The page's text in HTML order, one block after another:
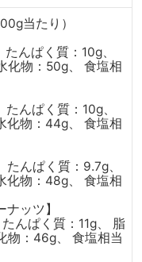
当たり）
んぱく質：10g、
化物：50g、 食塩相
んぱく質：10g、
化物：44g、 食塩相
んぱく質：9.7g、
化物：48g、 食塩相
ナッツ】
んぱく質：11g、 脂
物：46g、 食塩相当